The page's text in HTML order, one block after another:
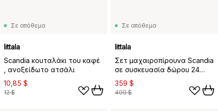
Σε απόθεμα
Iittala
Scandia κουταλάκι του καφέ
, ανοξείδωτο ατσάλι
10,85 $
12 $
Σε απόθεμα
Iittala
Σετ μαχαιροπίρουνα Scandia
σε συσκευασία δώρου 24
τεμαχίων, Ανοξείδωτο
ατσάλι
359 $
400 $